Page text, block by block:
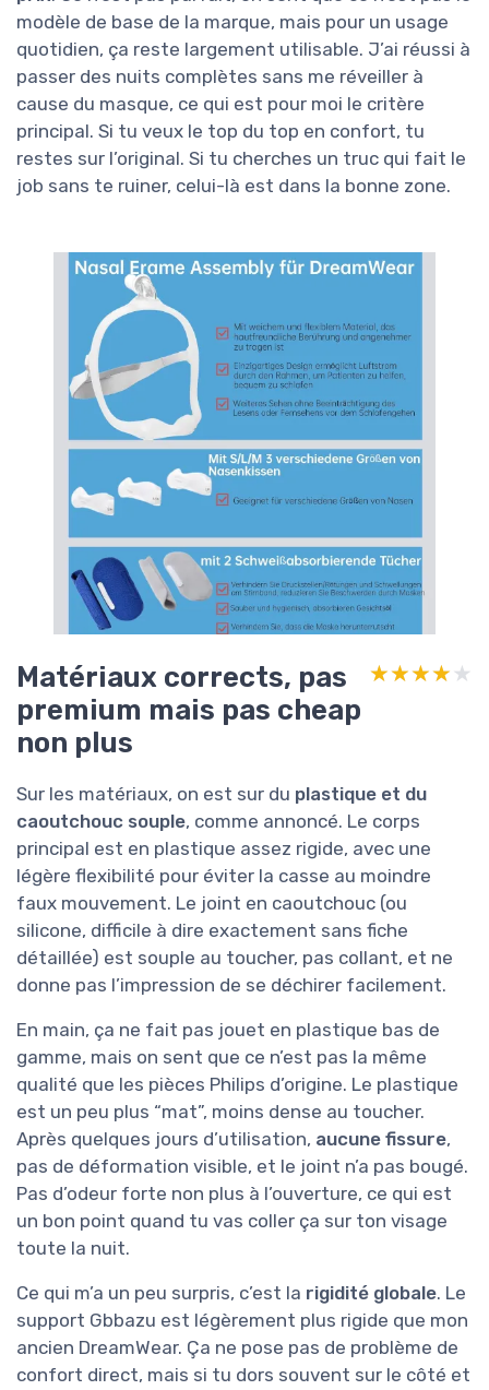
modèle de base de la marque, mais pour un usage
quotidien, ça reste largement utilisable. J’ai réussi à
passer des nuits complètes sans me réveiller à
cause du masque, ce qui est pour moi le critère
principal. Si tu veux le top du top en confort, tu
restes sur l’original. Si tu cherches un truc qui fait le
job sans te ruiner, celui-là est dans la bonne zone.
Matériaux corrects, pas
premium mais pas cheap
non plus
★★★★★
★★★★★
Sur les matériaux, on est sur du plastique et du
caoutchouc souple, comme annoncé. Le corps
principal est en plastique assez rigide, avec une
légère flexibilité pour éviter la casse au moindre
faux mouvement. Le joint en caoutchouc (ou
silicone, difficile à dire exactement sans fiche
détaillée) est souple au toucher, pas collant, et ne
donne pas l’impression de se déchirer facilement.
En main, ça ne fait pas jouet en plastique bas de
gamme, mais on sent que ce n’est pas la même
qualité que les pièces Philips d’origine. Le plastique
est un peu plus “mat”, moins dense au toucher.
Après quelques jours d’utilisation, aucune fissure,
pas de déformation visible, et le joint n’a pas bougé.
Pas d’odeur forte non plus à l’ouverture, ce qui est
un bon point quand tu vas coller ça sur ton visage
toute la nuit.
Ce qui m’a un peu surpris, c’est la rigidité globale. Le
support Gbbazu est légèrement plus rigide que mon
ancien DreamWear. Ça ne pose pas de problème de
confort direct, mais si tu dors souvent sur le côté et